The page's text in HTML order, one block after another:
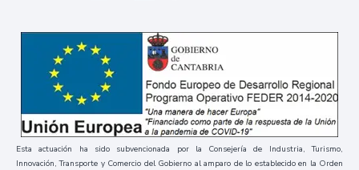
Esta actuación ha sido subvencionada por la Consejería de Industria, Turismo,
Innovación, Transporte y Comercio del Gobierno al amparo de lo establecido en la Orden